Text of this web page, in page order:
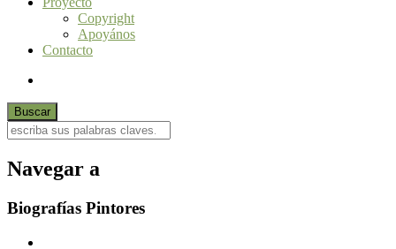
Copyright
Apoyános
Contacto
Navegar a
Biografías Pintores